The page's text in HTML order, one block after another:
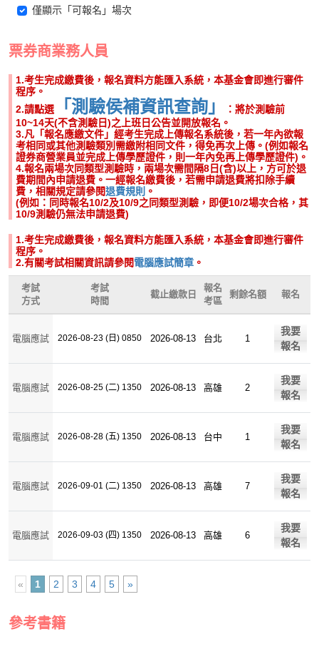
僅顯示「可報名」場次
票券商業務人員
1.考生完成繳費後，報名資料方能匯入系統，本基金會即進行審件
程序。
2.請點選
「測驗侯補資訊查詢」
：將於測驗前
10~14天(不含測驗日)之上班日公告並開放報名。
3.凡「報名應繳文件」經考生完成上傳報名系統後，若一年內欲報
考相同或其他測驗類別需繳附相同文件，得免再次上傳。(例如報名
證券商營業員並完成上傳學歷證件，則一年內免再上傳學歷證件)。
4.報名兩場次同類型測驗時，兩場次需間隔8日(含)以上，方可於退
費期間內申請退費。一經報名繳費後，若需申請退費將扣除手續
費，相關規定請參閱退費規則 。
(例如：同時報名10/2及10/9之同類型測驗，即便10/2場次合格，其
10/9測驗仍無法申請退費)
1.考生完成繳費後，報名資料方能匯入系統，本基金會即進行審件
程序。
2.有關考試相關資訊請參閱電腦應試簡章 。
考試
方式
考試
時間
截止繳款日
報名
考區
剩餘名額 報名
電腦應試 2026-08-23 (日) 0850 2026-08-13 台北 1
我要
報名
電腦應試 2026-08-25 (二) 1350 2026-08-13 高雄 2
我要
報名
電腦應試 2026-08-28 (五) 1350 2026-08-13 台中 1
我要
報名
電腦應試 2026-09-01 (二) 1350 2026-08-13 高雄 7
我要
報名
電腦應試 2026-09-03 (四) 1350 2026-08-13 高雄 6
我要
報名
« 1 2 3 4 5 »
參考書籍